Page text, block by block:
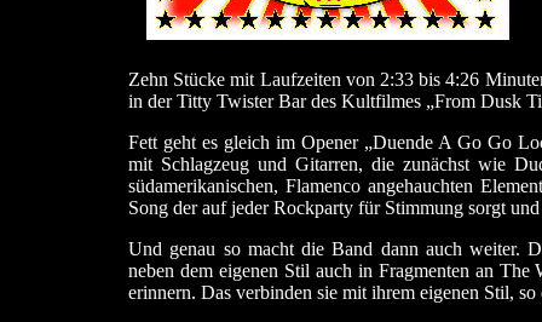
Zehn Stücke mit Laufzeiten von 2:33 bis 4:26
in der Titty Twister Bar des Kultfilmes „From Dusk
Fett geht es gleich im Opener „Duende A Go Go
mit Schlagzeug und Gitarren, die zunächst wie
südamerikanischen, Flamenco angehauchten
Song der auf jeder Rockparty für Stimmung sorgt
Und genau so macht die Band dann auch weiter.
neben dem eigenen Stil auch in Fragmenten an
erinnern. Das verbinden sie mit ihrem eigenen Stil, so